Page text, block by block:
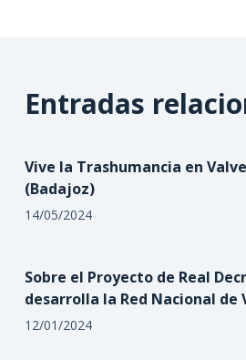
Entradas
Vive la Trashumancia en
(Badajoz)
14/05/2024
Sobre el Proyecto de Real
desarrolla la Red Nacional de
12/01/2024